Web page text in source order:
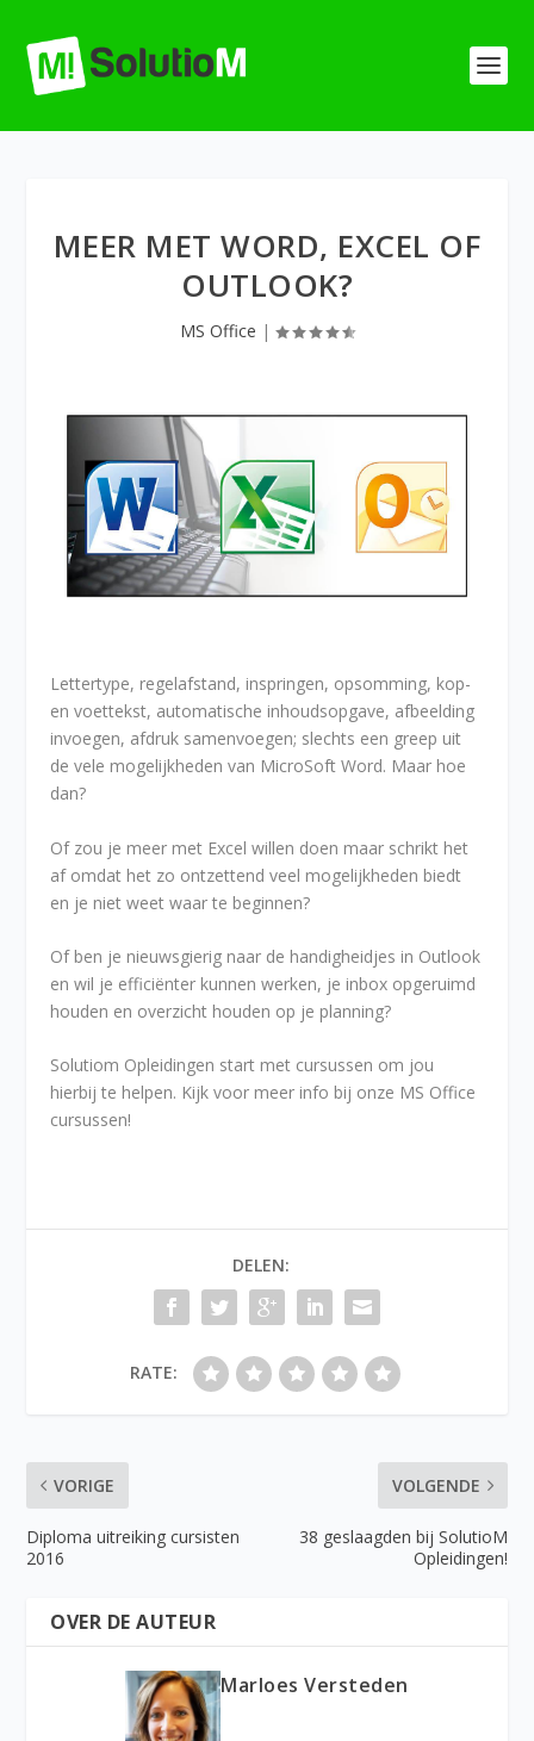
MEER MET WORD, EXCEL OF
OUTLOOK?
MS Office |
Lettertype, regelafstand, inspringen, opsomming, kop-
en voettekst, automatische inhoudsopgave, afbeelding
invoegen, afdruk samenvoegen; slechts een greep uit
de vele mogelijkheden van MicroSoft Word. Maar hoe
dan?
Of zou je meer met Excel willen doen maar schrikt het
af omdat het zo ontzettend veel mogelijkheden biedt
en je niet weet waar te beginnen?
Of ben je nieuwsgierig naar de handigheidjes in Outlook
en wil je efficiënter kunnen werken, je inbox opgeruimd
houden en overzicht houden op je planning?
Solutiom Opleidingen start met cursussen om jou
hierbij te helpen. Kijk voor meer info bij onze MS Office
cursussen!
DELEN:
RATE:
VORIGE
Diploma uitreiking cursisten
2016
VOLGENDE
38 geslaagden bij SolutioM
Opleidingen!
OVER DE AUTEUR
Marloes Versteden